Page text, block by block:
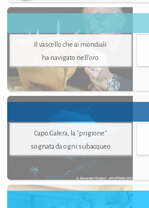
Il vascello che ai mondiali
ha navigato nell’oro
Capo Galera, la "prigione"
sognata da ogni subacqueo